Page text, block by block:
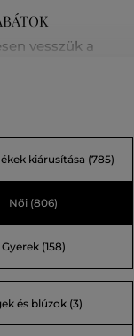
vesszük a
vele, hogy az
meg a
svéd Åre
és
skandináv
kiárusítása (785)
Női (806)
Gyerek(158)
és blúzok (3)